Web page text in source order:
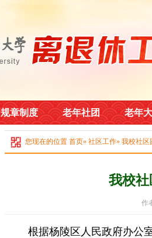
规章制度 老年社团 老年
您现在的位置 首页» 社区工作» 我校社区
我校
作
根据杨陵区人民政府办公